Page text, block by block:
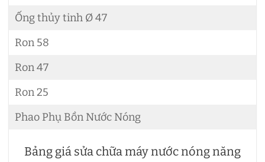
Ống thủy tinh Ø 47
Ron 58
Ron 47
Ron 25
Phao Phụ Bồn Nước Nóng
Bảng giá sửa chữa máy nước nóng năng